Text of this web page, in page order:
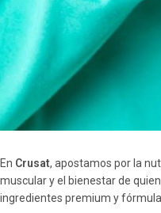
En Crusat, apostamos por la
muscular y el bienestar de
ingredientes premium y